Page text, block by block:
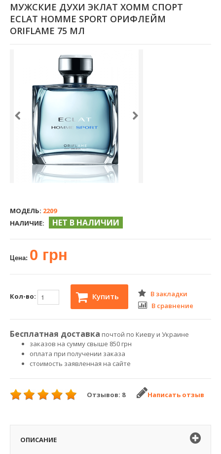
МУЖСКИЕ ДУХИ ЭКЛАТ ХОММ СПОРТ
ECLAT HOMME SPORT ОРИФЛЕЙМ
ORIFLAME 75 МЛ
МОДЕЛЬ: 2209
НАЛИЧИЕ:
НЕТ В НАЛИЧИИ
Цена: 0 грн
Кол-во: Купить
В закладки
В сравнение
Бесплатная доставка почтой по Киеву и Украине
заказов на сумму свыше 850 грн
оплата при получении заказа
стоимость заявленная на сайте
Отзывов: 8 Написать отзыв
ОПИСАНИЕ